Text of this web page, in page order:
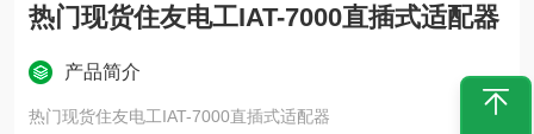
热门现货住友电工IAT-7000直插式适配器
产品简介
热门现货住友电工IAT-7000直插式适配器